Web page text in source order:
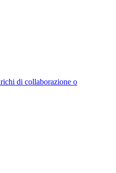
di collaborazione o